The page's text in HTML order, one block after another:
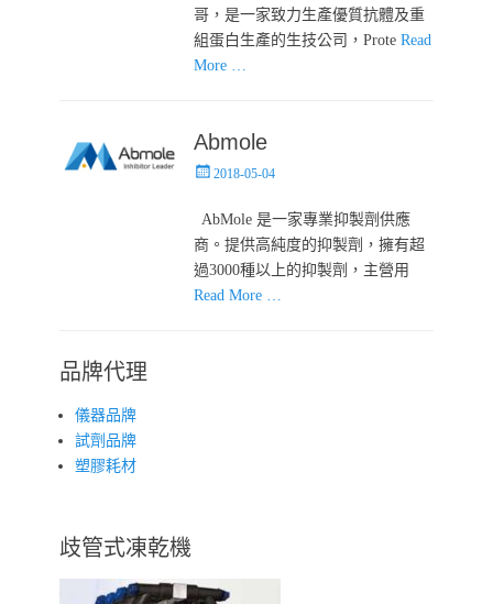
哥，是一家致力生產優質抗體及重
組蛋白生產的生技公司，ProteRead
More …
Abmole
Posted2018-05-04
AbMole 是一家專業抑製劑供應
商。提供高純度的抑製劑，擁有超
過3000種以上的抑製劑，主營用
Read More …
品牌代理
儀器品牌
試劑品牌
塑膠耗材
歧管式凍乾機